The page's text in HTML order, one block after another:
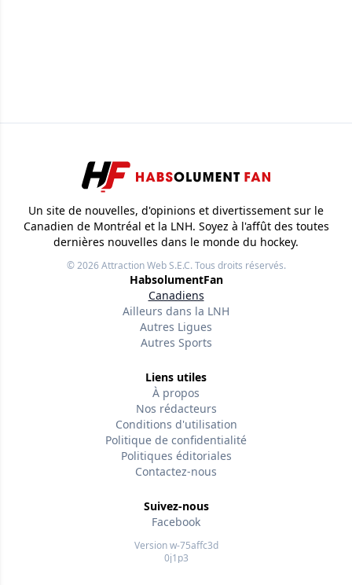
Un site de nouvelles, d'opinions et divertissement sur le
Canadien de Montréal et la LNH. Soyez à l'affût des toutes
dernières nouvelles dans le monde du hockey.
© 2026Attraction Web S.E.C.Tous droits réservés.
HabsolumentFan
Canadiens
Ailleurs dans la LNH
Autres Ligues
Autres Sports
Liens utiles
À propos
Nos rédacteurs
Conditions d'utilisation
Politique de confidentialité
Politiques éditoriales
Contactez-nous
Suivez-nous
Facebook
Version w-75affc3d
0j1p3